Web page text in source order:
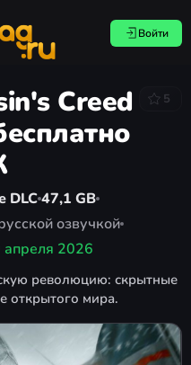
Войти
Creed
5
DLC47,1 GB
озвучкой
апреля 2026
революцию: скрытные
открытого мира.